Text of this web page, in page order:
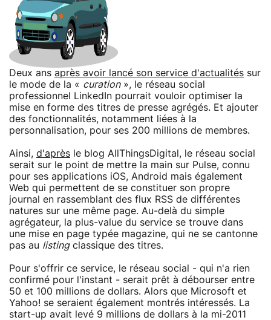
Deux ans après avoir lancé son service d'actualités sur
le mode de la « curation», le réseau social
professionnel LinkedIn pourrait vouloir optimiser la
mise en forme des titres de presse agrégés. Et ajouter
des fonctionnalités, notamment liées à la
personnalisation, pour ses 200 millions de membres.
Ainsi, d'après le blog AllThingsDigital, le réseau social
serait sur le point de mettre la main sur Pulse, connu
pour ses applications iOS, Android mais également
Web qui permettent de se constituer son propre
journal en rassemblant des flux RSS de différentes
natures sur une même page. Au-delà du simple
agrégateur, la plus-value du service se trouve dans
une mise en page typée magazine, qui ne se cantonne
pas au listingclassique des titres.
Pour s'offrir ce service, le réseau social - qui n'a rien
confirmé pour l'instant - serait prêt à débourser entre
50 et 100 millions de dollars. Alors que Microsoft et
Yahoo! se seraient également montrés intéressés. La
start-up avait levé 9 millions de dollars à la mi-2011